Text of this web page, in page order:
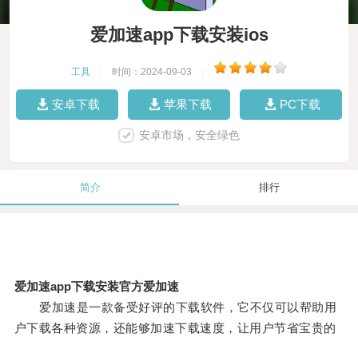
爱加速app下载安装ios
工具 时间：2024-09-03
安卓下载 苹果下载 PC下载
安卓市场，安全绿色
简介 排行
爱加速app下载安装官方爱加速
爱加速是一款备受好评的下载软件，它不仅可以帮助用
户下载各种资源，还能够加速下载速度，让用户节省宝贵的